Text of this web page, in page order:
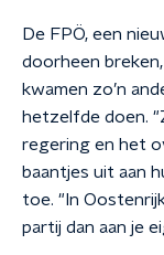
De FPÖ, een
doorheen
kwamen zo’n
hetzelfde doen.
regering en het
baantjes uit aan
toe. "In
partij dan aan je